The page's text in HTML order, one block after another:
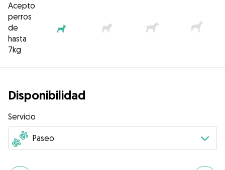
Acepto
perros
de
hasta
7kg
Disponibilidad
Servicio